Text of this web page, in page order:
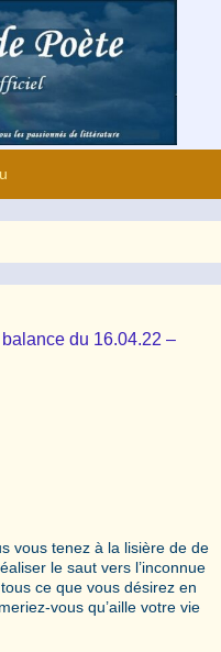
du 16.04.22 –
vous tenez à la lisière de de
le saut vers l’inconnue
ce que vous désirez en
vous qu’aille votre vie